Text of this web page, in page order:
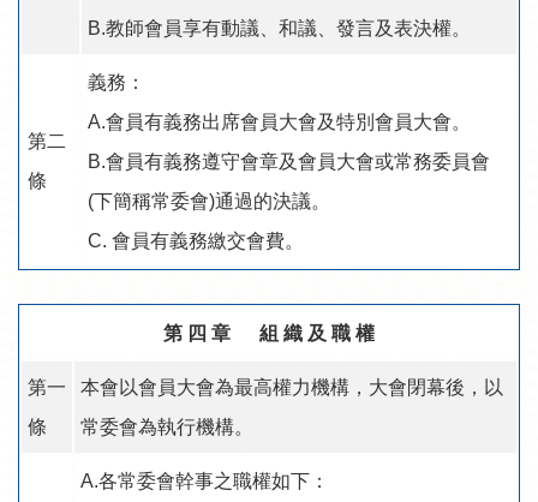
B.教師會員享有動議、和議、發言及表決權。
第二
條
義務：
A.會員有義務出席會員大會及特別會員大會。
B.會員有義務遵守會章及會員大會或常務委員會
(下簡稱常委會)通過的決議。
C. 會員有義務繳交會費。
第 四 章 組 織 及 職 權
第一
條
本會以會員大會為最高權力機構，大會閉幕後，以
常委會為執行機構。
A.各常委會幹事之職權如下：